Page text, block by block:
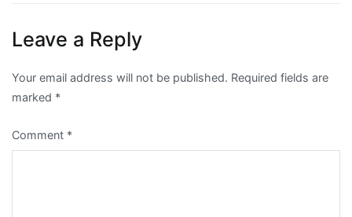
Leave a Reply
Your email address will not be published. Required fields are
marked *
Comment *